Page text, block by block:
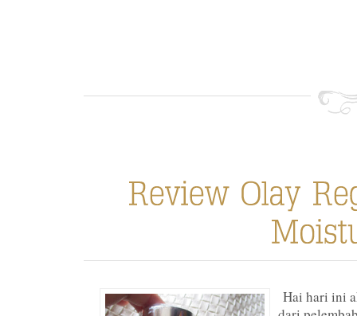
Hai hari ini